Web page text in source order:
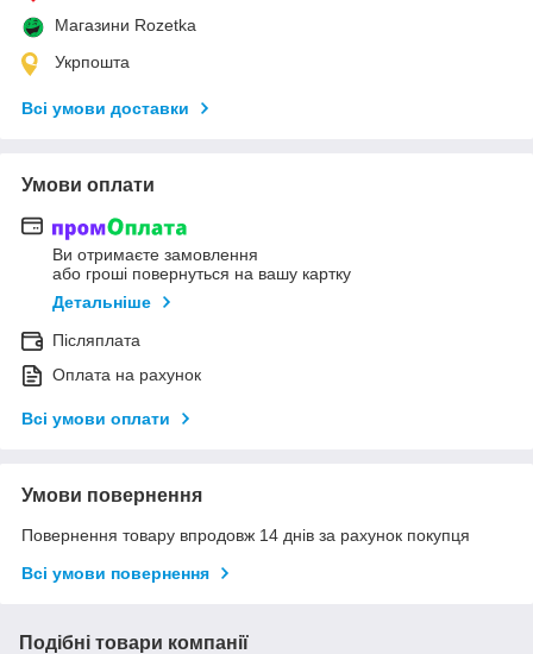
Магазини Rozetka
Укрпошта
Всі умови доставки
Умови оплати
Ви отримаєте замовлення
або гроші повернуться на вашу картку
Детальніше
Післяплата
Оплата на рахунок
Всі умови оплати
Умови повернення
Повернення товару впродовж 14 днів за рахунок покупця
Всі умови повернення
Подібні товари компанії